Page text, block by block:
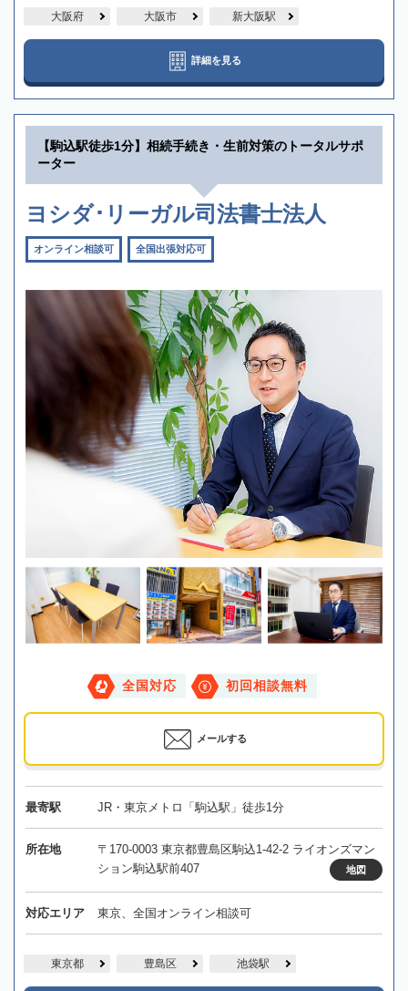
大阪府 大阪市 新大阪駅
詳細を見る
【駒込駅徒歩1分】相続手続き・生前対策のトータルサポ
ーター
ヨシダ･リーガル司法書士法人
オンライン相談可 全国出張対応可
全国対応 初回相談無料
メールする
最寄駅 JR・東京メトロ「駒込駅」徒歩1分
所在地
〒170-0003 東京都豊島区駒込1-42-2 ライオンズマン
ション駒込駅前407
地図
対応エリア 東京、全国オンライン相談可
東京都 豊島区 池袋駅